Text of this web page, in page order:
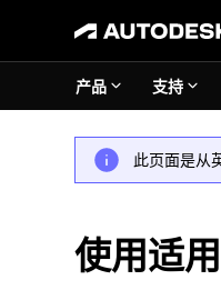
产品 支持
此页面是从
使用适